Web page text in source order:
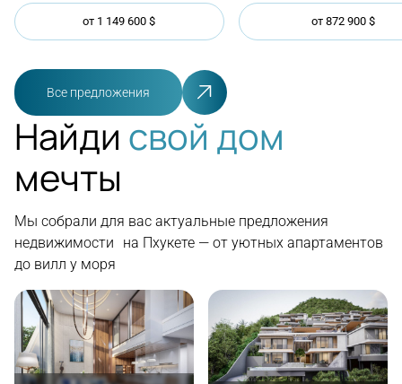
от 1 149 600 $ от 872 900 $
Все предложения
Найди свой дом
мечты
Мы собрали для вас актуальные предложения
недвижимости на Пхукете — от уютных апартаментов
до вилл у моря